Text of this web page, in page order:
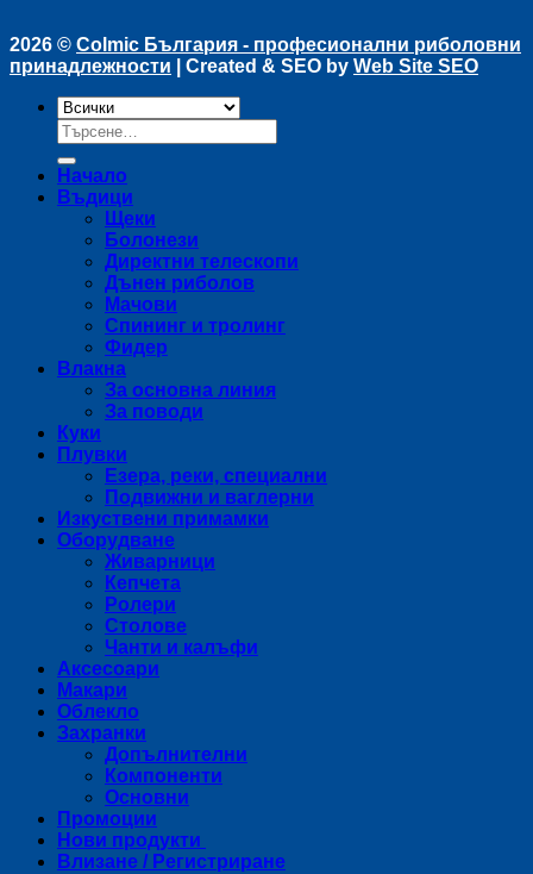
2026 © Colmic България - професионални риболовни
принадлежности | Created & SEO by Web Site SEO
Търсене
за:
Начало
Въдици
Щеки
Болонези
Директни телескопи
Дънен риболов
Мачови
Спининг и тролинг
Фидер
Влакна
За основна линия
За поводи
Куки
Плувки
Езера, реки, специални
Подвижни и ваглерни
Изкуствени примамки
Оборудване
Живарници
Кепчета
Ролери
Столове
Чанти и калъфи
Аксесоари
Макари
Облекло
Захранки
Допълнителни
Компоненти
Основни
Промоции
Нови продукти
Влизане / Регистриране